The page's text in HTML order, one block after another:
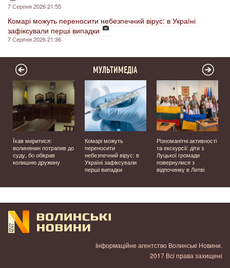
7 Серпня 2026 21:55
Комарі можуть переносити небезпечний вірус: в Україні
зафіксували перші випадки
7 Серпня 2026 21:36
МУЛЬТИМЕДІА
Їхав миритися:
волинянин потрапив до
суду, бо обікрав
колишню дружину
Комарі можуть
переносити
небезпечний вірус: в
Україні зафіксували
перші випадки
Різноманітні активності
та екскурсії: діти з
Луцької громади
повернулися з
відпочинку в Литві
Інформаційне агентство Волинські Новини.
2017 Всі права захищені